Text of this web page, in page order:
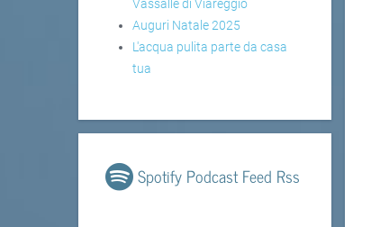
Vassalle di Viareggio
Auguri Natale 2025
L'acqua pulita parte da casa
tua
Spotify Podcast Feed Rss